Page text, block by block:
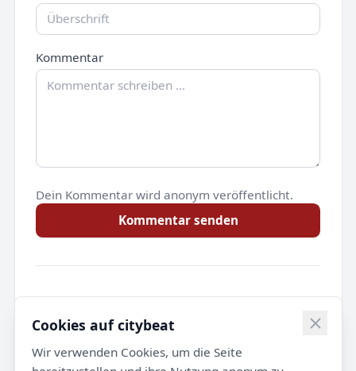
Kommentar
Dein Kommentar wird anonym veröffentlicht.
Kommentar senden
Noch keine Kommentare.
Cookies auf citybeat
Wir verwenden Cookies, um die Seite